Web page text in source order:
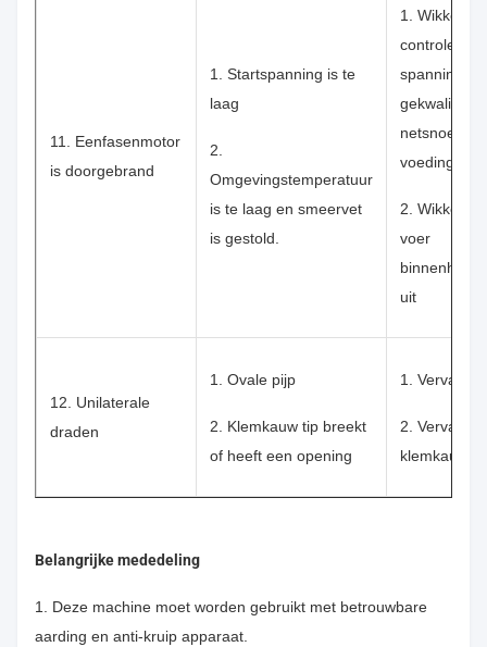
11. Eenfasenmotor
is doorgebrand
1. Startspanning is te
laag
2.
Omgevingstemperatuur
is te laag en smeervet
is gestold.
1. Wikkel
controleer
spanning;
netsnoer en
voeding
2. Wikkel
voer
uit
12. Unilaterale
draden
1. Ovale pijp
2. Klemkauw tip breekt
of heeft een opening
1. Vervang
2. Vervang
klemkauw
Belangrijke mededeling
1. Deze machine moet worden gebruikt met betrouwbare
aarding en anti-kruip apparaat.